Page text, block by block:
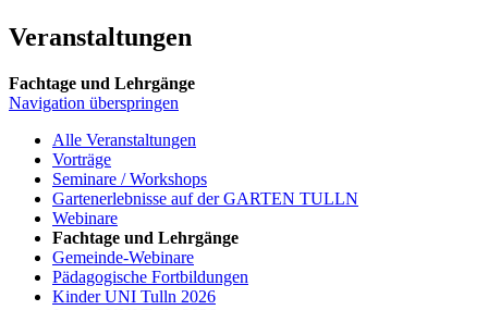
Veranstaltungen
Fachtage und Lehrgänge
Navigation überspringen
Alle Veranstaltungen
Vorträge
Seminare / Workshops
Gartenerlebnisse auf der GARTEN TULLN
Webinare
Fachtage und Lehrgänge
Gemeinde-Webinare
Pädagogische Fortbildungen
Kinder UNI Tulln 2026